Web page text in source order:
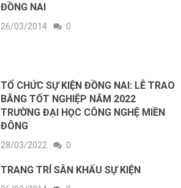
ĐỒNG NAI
26/03/2014 0
TỔ CHỨC SỰ KIỆN ĐỒNG NAI: LỄ TRAO
BẰNG TỐT NGHIỆP NĂM 2022
TRƯỜNG ĐẠI HỌC CÔNG NGHỆ MIỀN
ĐÔNG
28/03/2022 0
TRANG TRÍ SÂN KHẤU SỰ KIỆN